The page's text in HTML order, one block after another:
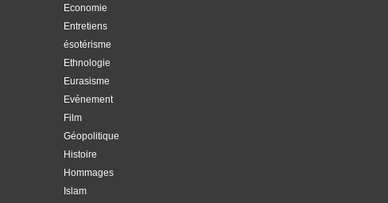
Economie
Entretiens
ésotérisme
Ethnologie
Eurasisme
Evénement
Film
Géopolitique
Histoire
Hommages
Islam